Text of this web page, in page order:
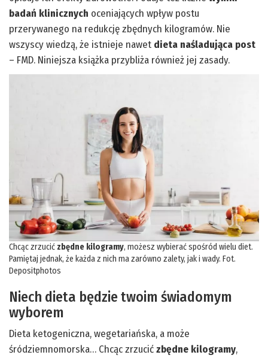
badań klinicznych oceniających wpływ postu
przerywanego na redukcję zbędnych kilogramów. Nie
wszyscy wiedzą, że istnieje nawet dieta naśladująca post
– FMD. Niniejsza książka przybliża również jej zasady.
Chcąc zrzucić zbędne kilogramy, możesz wybierać spośród wielu diet.
Pamiętaj jednak, że każda z nich ma zarówno zalety, jak i wady. Fot.
Depositphotos
Niech dieta będzie twoim świadomym
wyborem
Dieta ketogeniczna, wegetariańska, a może
śródziemnomorska… Chcąc zrzucićzbędne kilogramy,